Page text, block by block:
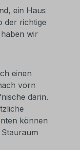
ein Haus
der richtige
wir
einen
vorn
darin.
können